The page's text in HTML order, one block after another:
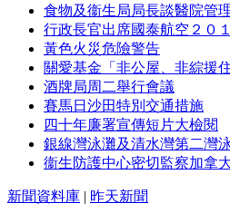
食物及衞生局局長談醫院管
行政長官出席國泰航空２０
黃色火災危險警告
關愛基金「非公屋、非綜援
酒牌局周二舉行會議
賽馬日沙田特別交通措施
四十年廉署宣傳短片大檢閱
銀線灣泳灘及清水灣第二灣
衞生防護中心密切監察加拿
新聞資料庫 | 昨天新聞